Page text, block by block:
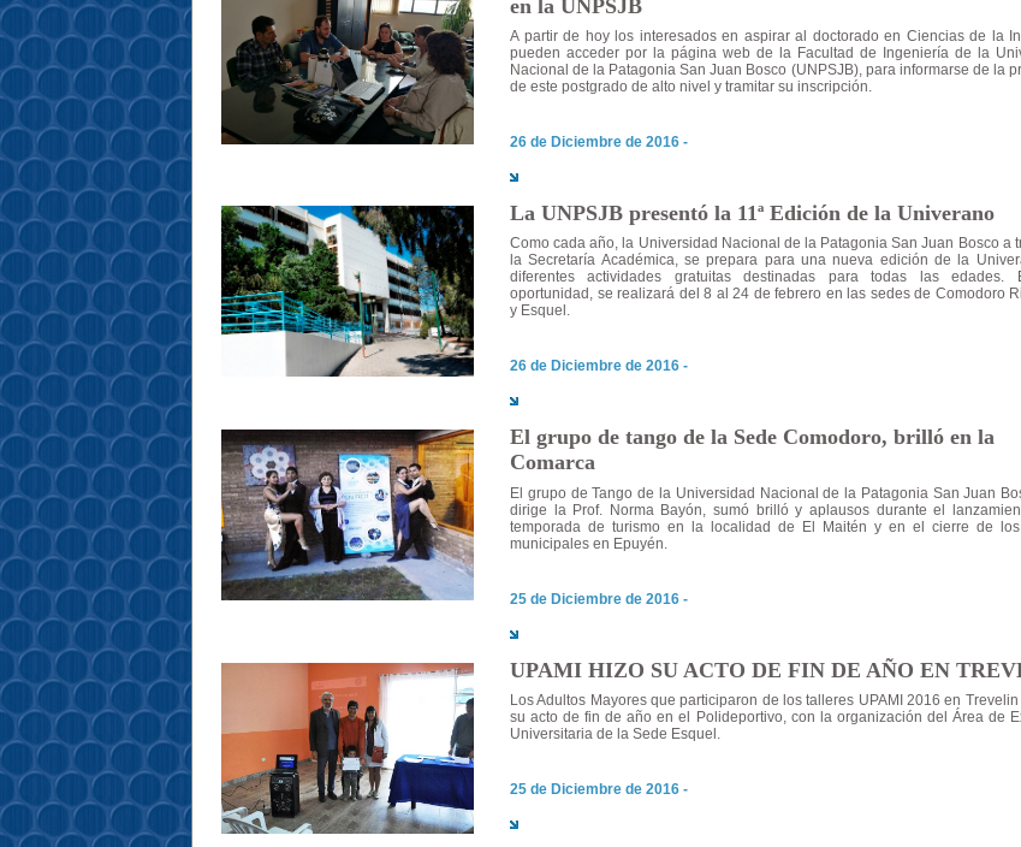
en la UNPSJB
A partir de hoy los interesados en aspirar al doctorado en Ciencias de la
pueden acceder por la página web de la Facultad de Ingeniería de la
Nacional de la Patagonia San Juan Bosco (UNPSJB), para informarse de la
de este postgrado de alto nivel y tramitar su inscripción.
26 de Diciembre de 2016 -
La UNPSJB presentó la 11ª Edición de la Univerano
Como cada año, la Universidad Nacional de la Patagonia San Juan Bosco a
la Secretaría Académica, se prepara para una nueva edición de la
diferentes actividades gratuitas destinadas para todas las edades.
oportunidad, se realizará del 8 al 24 de febrero en las sedes de Comodoro
y Esquel.
26 de Diciembre de 2016 -
El grupo de tango de la Sede Comodoro, brilló en la
Comarca
El grupo de Tango de la Universidad Nacional de la Patagonia San Juan
dirige la Prof. Norma Bayón, sumó brilló y aplausos durante el
temporada de turismo en la localidad de El Maitén y en el cierre de
municipales en Epuyén.
25 de Diciembre de 2016 -
UPAMI HIZO SU ACTO DE FIN DE AÑO EN
Los Adultos Mayores que participaron de los talleres UPAMI 2016 en
su acto de fin de año en el Polideportivo, con la organización del Área de
Universitaria de la Sede Esquel.
25 de Diciembre de 2016 -